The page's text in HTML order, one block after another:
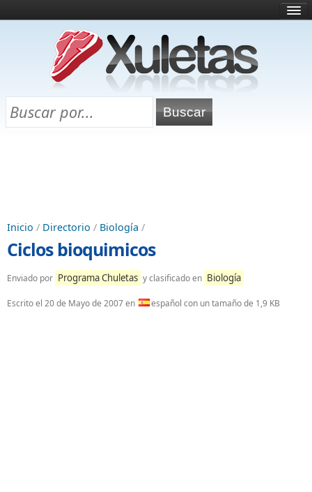
¿Qué es esto?
Directorio
Chuletas para exámenes
Inicio / Directorio / Biología /
Ciclos bioquimicos
Enviado por Programa Chuletas y clasificado en Biología
Escrito el 20 de Mayo de 2007en español con un tamaño de 1,9 KB